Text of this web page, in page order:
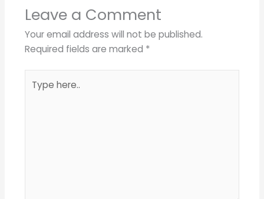
Leave a Comment
Your email address will not be published.
Required fields are marked *
here..